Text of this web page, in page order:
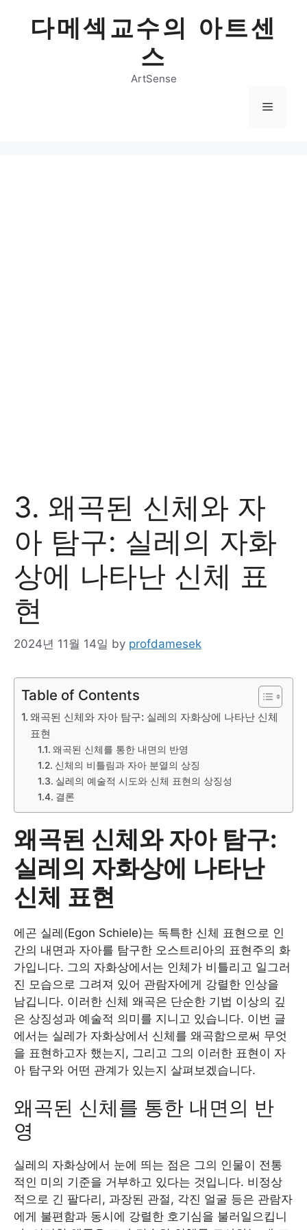
다메섹교수의 아트센
스
ArtSense
Menu
3. 왜곡된 신체와 자
아 탐구: 실레의 자화
상에 나타난 신체 표
현
2024년 11월 14일 by profdamesek
Table of Contents
왜곡된 신체와 자아 탐구: 실레의 자화상에 나타난 신체
표현
왜곡된 신체를 통한 내면의 반영
신체의 비틀림과 자아 분열의 상징
실레의 예술적 시도와 신체 표현의 상징성
결론
왜곡된 신체와 자아 탐구:
실레의 자화상에 나타난
신체 표현
에곤 실레(Egon Schiele)는 독특한 신체 표현으로 인
간의 내면과 자아를 탐구한 오스트리아의 표현주의 화
가입니다. 그의 자화상에서는 인체가 비틀리고 일그러
진 모습으로 그려져 있어 관람자에게 강렬한 인상을
남깁니다. 이러한 신체 왜곡은 단순한 기법 이상의 깊
은 상징성과 예술적 의미를 지니고 있습니다. 이번 글
에서는 실레가 자화상에서 신체를 왜곡함으로써 무엇
을 표현하고자 했는지, 그리고 그의 이러한 표현이 자
아 탐구와 어떤 관계가 있는지 살펴보겠습니다.
왜곡된 신체를 통한 내면의 반
영
실레의 자화상에서 눈에 띄는 점은 그의 인물이 전통
적인 미의 기준을 거부하고 있다는 것입니다. 비정상
적으로 긴 팔다리, 과장된 관절, 각진 얼굴 등은 관람자
에게 불편함과 동시에 강렬한 호기심을 불러일으킵니